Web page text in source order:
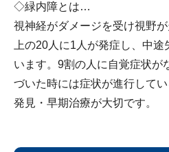
◇緑内障とは…
視神経がダメージを受け視野
上の20人に1人が発症し、中
います。9割の人に自覚症状が
づいた時には症状が進行して
発見・早期治療が大切です。